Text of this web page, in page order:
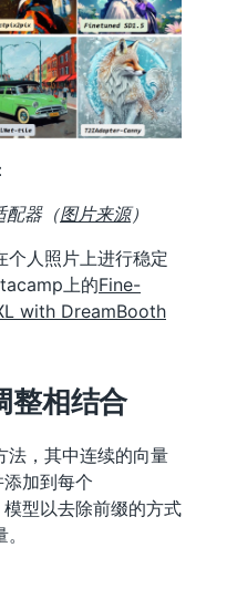
配器（图片来源）
个人照片上进行稳定
上的Fine-
with DreamBooth
整相结合
法，其中连续的向量
添加到每个
型以去除前缀的方式